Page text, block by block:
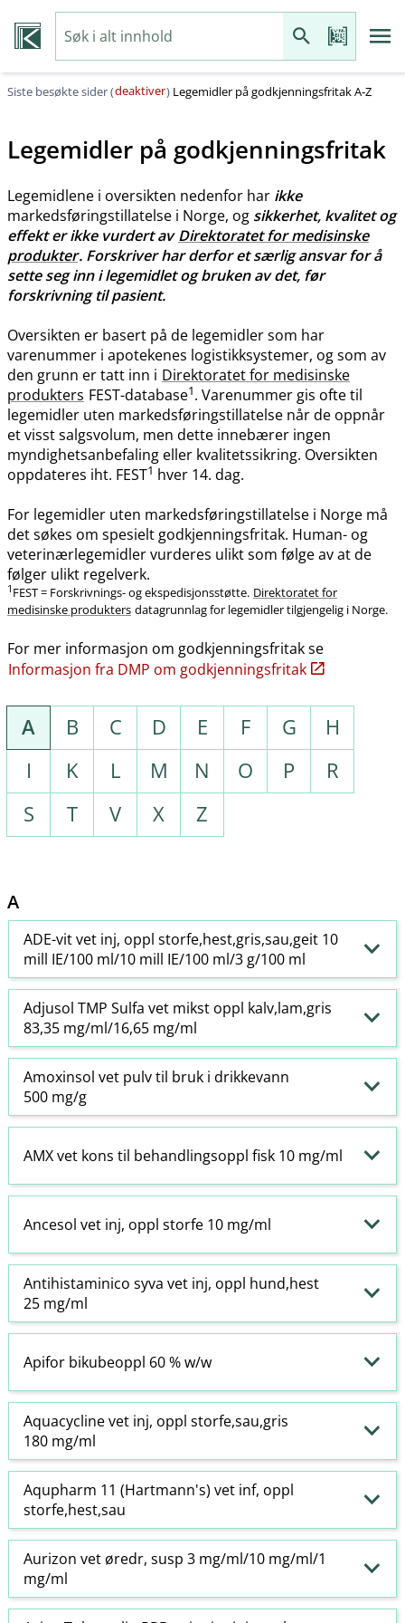
Siste besøkte sider (deaktiver) Legemidler på godkjenningsfritak A-Z
Legemidler på godkjenningsfritak
Legemidlene i oversikten nedenfor har ikke
markedsføringstillatelse i Norge, og sikkerhet, kvalitet og
effekt er ikke vurdert avDirektoratet for medisinske
produkter. Forskriver har derfor et særlig ansvar for å
sette seg inn i legemidlet og bruken av det, før
forskrivning til pasient.
Oversikten er basert på de legemidler som har
varenummer i apotekenes logistikksystemer, og som av
den grunn er tatt inn i Direktoratet for medisinske
produkters FEST-database1. Varenummer gis ofte til
legemidler uten markedsføringstillatelse når de oppnår
et visst salgsvolum, men dette innebærer ingen
myndighetsanbefaling eller kvalitetssikring. Oversikten
oppdateres iht. FEST1 hver 14. dag.
For legemidler uten markedsføringstillatelse i Norge må
det søkes om spesielt godkjenningsfritak. Human- og
veterinærlegemidler vurderes ulikt som følge av at de
følger ulikt regelverk.
1 FEST = Forskrivnings- og ekspedisjonsstøtte. Direktoratet for
medisinske produkters datagrunnlag for legemidler tilgjengelig i Norge.
For mer informasjon om godkjenningsfritak se
Informasjon fra DMP om godkjenningsfritak
A B C D E F G
H
I
K L M N O P
R
S
T V X Z
A
ADE-vit vet inj, oppl storfe,hest,gris,sau,geit 10
mill IE/100 ml/10 mill IE/100 ml/3 g/100 ml
Adjusol TMP Sulfa vet mikst oppl kalv,lam,gris
83,35 mg/ml/16,65 mg/ml
Amoxinsol vet pulv til bruk i drikkevann
500 mg/g
AMX vet kons til behandlingsoppl fisk 10 mg/ml
Ancesol vet inj, oppl storfe 10 mg/ml
Antihistaminico syva vet inj, oppl hund,hest
25 mg/ml
Apifor bikubeoppl 60 % w​/​w
Aquacycline vet inj, oppl storfe,sau,gris
180 mg/ml
Aqupharm 11 (Hartmann's) vet inf, oppl
storfe,hest,sau
Aurizon vet øredr, susp 3 mg/ml/10 mg/ml/1
mg/ml